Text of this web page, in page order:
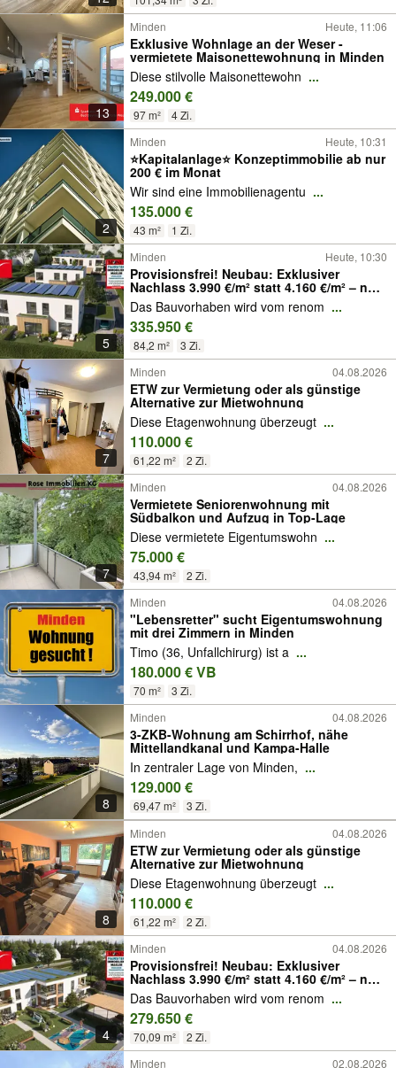
13
Minden Heute, 11:06
Exklusive Wohnlage an der Weser -
vermietete Maisonettewohnung in Minden
Diese stilvolle Maisonettewohn ...
249.000 €
97 m² 4 Zi.
2
Minden Heute, 10:31
⭐Kapitalanlage⭐ Konzeptimmobilie ab nur
200 € im Monat
Wir sind eine Immobilienagentu ...
135.000 €
43 m² 1 Zi.
5
Minden Heute, 10:30
Provisionsfrei! Neubau: Exklusiver
Nachlass 3.990 €/m² statt 4.160 €/m² – nur
noch zwei verfügbar
Das Bauvorhaben wird vom renom ...
335.950 €
84,2 m² 3 Zi.
7
Minden 04.08.2026
ETW zur Vermietung oder als günstige
Alternative zur Mietwohnung
Diese Etagenwohnung überzeugt ...
110.000 €
61,22 m² 2 Zi.
7
Minden 04.08.2026
Vermietete Seniorenwohnung mit
Südbalkon und Aufzug in Top-Lage
Diese vermietete Eigentumswohn ...
75.000 €
43,94 m²
2 Zi.
Minden
04.08.2026
"Lebensretter" sucht Eigentumswohnung
mit drei Zimmern in Minden
Timo (36, Unfallchirurg) ist a ...
180.000 € VB
70 m² 3 Zi.
8
Minden 04.08.2026
3-ZKB-Wohnung am Schirrhof, nähe
Mittellandkanal und Kampa-Halle
In zentraler Lage von Minden, ...
129.000 €
69,47 m² 3 Zi.
8
Minden 04.08.2026
ETW zur Vermietung oder als günstige
Alternative zur Mietwohnung
Diese Etagenwohnung überzeugt ...
110.000 €
61,22 m² 2 Zi.
4
Minden 04.08.2026
Provisionsfrei! Neubau: Exklusiver
Nachlass 3.990 €/m² statt 4.160 €/m² – nur
noch zwei verfügbar
Das Bauvorhaben wird vom renom ...
279.650 €
70,09 m²
2 Zi.
Minden
02.08.2026